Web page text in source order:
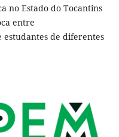
no Estado do Tocantins
entre
estudantes de diferentes